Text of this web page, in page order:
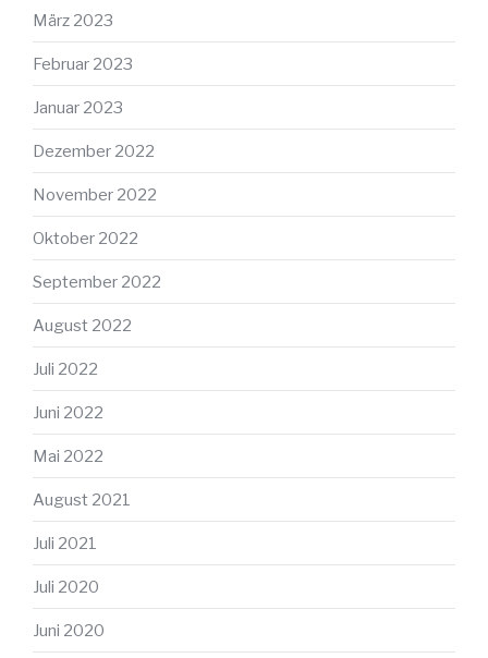
März 2023
Februar 2023
Januar 2023
Dezember 2022
November 2022
Oktober 2022
September 2022
August 2022
Juli 2022
Juni 2022
Mai 2022
August 2021
Juli 2021
Juli 2020
Juni 2020